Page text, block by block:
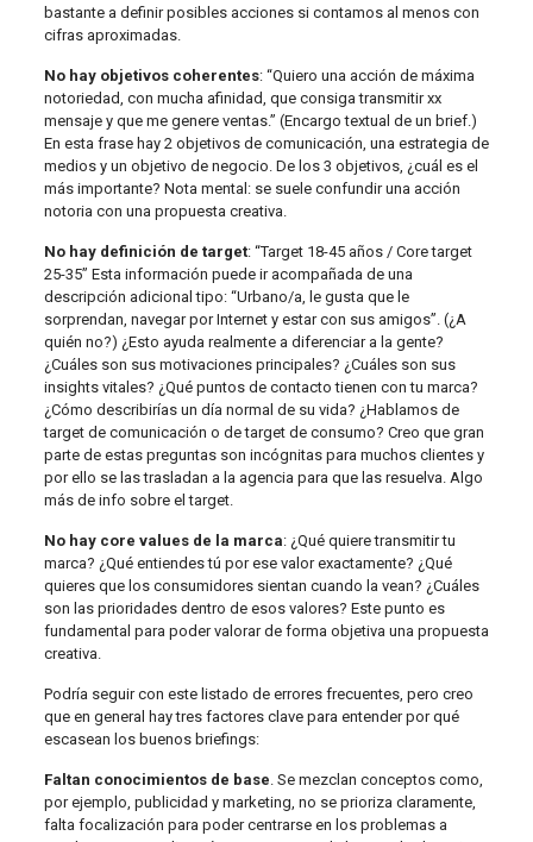
bastante a definir posibles acciones si contamos al menos con
cifras aproximadas.
No hay objetivos coherentes: “Quiero una acción de máxima
notoriedad, con mucha afinidad, que consiga transmitir xx
mensaje y que me genere ventas.” (Encargo textual de un brief.)
En esta frase hay 2 objetivos de comunicación, una estrategia de
medios y un objetivo de negocio. De los 3 objetivos, ¿cuál es el
más importante? Nota mental: se suele confundir una acción
notoria con una propuesta creativa.
No hay definición de target: “Target 18-45 años / Core target
25-35” Esta información puede ir acompañada de una
descripción adicional tipo: “Urbano/a, le gusta que le
sorprendan, navegar por Internet y estar con sus amigos”. (¿A
quién no?) ¿Esto ayuda realmente a diferenciar a la gente?
¿Cuáles son sus motivaciones principales? ¿Cuáles son sus
insights vitales? ¿Qué puntos de contacto tienen con tu marca?
¿Cómo describirías un día normal de su vida? ¿Hablamos de
target de comunicación o de target de consumo? Creo que gran
parte de estas preguntas son incógnitas para muchos clientes y
por ello se las trasladan a la agencia para que las resuelva. Algo
más de info sobre el target.
No hay core values de la marca: ¿Qué quiere transmitir tu
marca? ¿Qué entiendes tú por ese valor exactamente? ¿Qué
quieres que los consumidores sientan cuando la vean? ¿Cuáles
son las prioridades dentro de esos valores? Este punto es
fundamental para poder valorar de forma objetiva una propuesta
creativa.
Podría seguir con este listado de errores frecuentes, pero creo
que en general hay tres factores clave para entender por qué
escasean los buenos briefings:
Faltan conocimientos de base. Se mezclan conceptos como,
por ejemplo, publicidad y marketing, no se prioriza claramente,
falta focalización para poder centrarse en los problemas a